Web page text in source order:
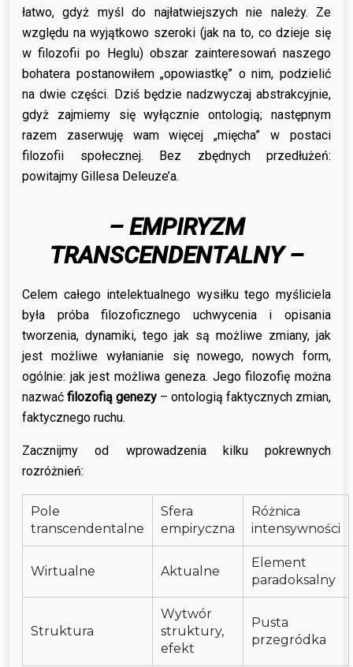
łatwo, gdyż myśl do najłatwiejszych nie należy. Ze
względu na wyjątkowo szeroki (jak na to, co dzieje się
w filozofii po Heglu) obszar zainteresowań naszego
bohatera postanowiłem „opowiastkę” o nim, podzielić
na dwie części. Dziś będzie nadzwyczaj abstrakcyjnie,
gdyż zajmiemy się wyłącznie ontologią; następnym
razem zaserwuję wam więcej „mięcha” w postaci
filozofii społecznej. Bez zbędnych przedłużeń:
powitajmy Gillesa Deleuze’a.
– EMPIRYZM
TRANSCENDENTALNY –
Celem całego intelektualnego wysiłku tego myśliciela
była próba filozoficznego uchwycenia i opisania
tworzenia, dynamiki, tego jak są możliwe zmiany, jak
jest możliwe wyłanianie się nowego, nowych form,
ogólnie: jak jest możliwa geneza. Jego filozofię można
nazwać filozofią genezy – ontologią faktycznych zmian,
faktycznego ruchu.
Zacznijmy od wprowadzenia kilku pokrewnych
rozróżnień:
Pole
transcendentalne
Sfera
empiryczna
Różnica
intensywności
Wirtualne Aktualne
Element
paradoksalny
Struktura
Wytwór
struktury,
efekt
Pusta
przegródka